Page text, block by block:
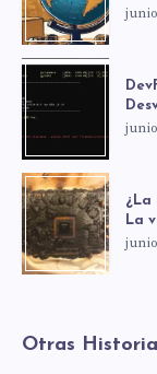
¿La
La
Otras